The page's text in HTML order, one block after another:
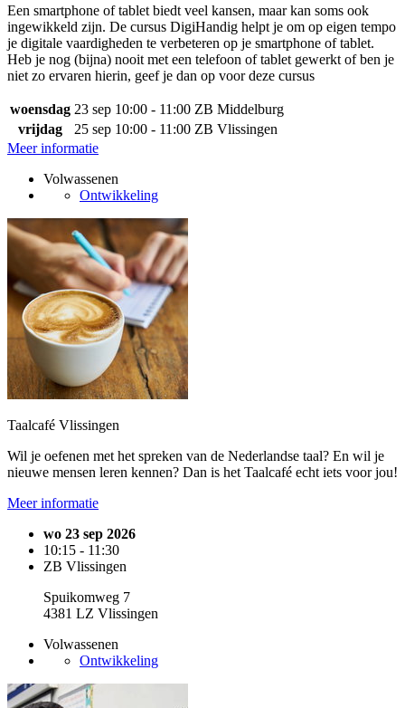
Een smartphone of tablet biedt veel kansen, maar kan soms ook
ingewikkeld zijn. De cursus DigiHandig helpt je om op eigen tempo
je digitale vaardigheden te verbeteren op je smartphone of tablet.
Heb je nog (bijna) nooit met een telefoon of tablet gewerkt of ben je
niet zo ervaren hierin, geef je dan op voor deze cursus
woensdag 23 sep 10:00 - 11:00 ZB Middelburg
vrijdag
25 sep 10:00 - 11:00 ZB Vlissingen
Meer informatie
Volwassenen
Ontwikkeling
Taalcafé Vlissingen
Wil je oefenen met het spreken van de Nederlandse taal? En wil je
nieuwe mensen leren kennen? Dan is het Taalcafé echt iets voor jou!
Meer informatie
wo 23 sep 2026
10:15 - 11:30
ZB Vlissingen
Spuikomweg 7
4381 LZ Vlissingen
Volwassenen
Ontwikkeling